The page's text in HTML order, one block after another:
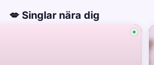
💋 Singlar nära dig